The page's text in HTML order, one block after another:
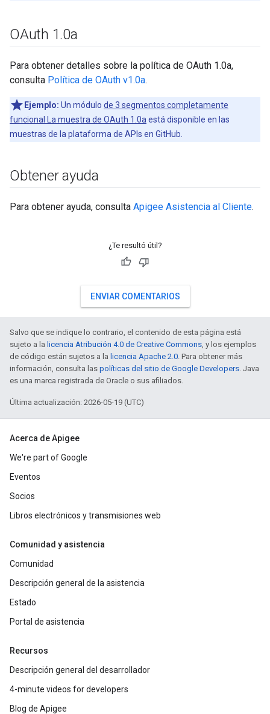
OAuth 1.0a
Para obtener detalles sobre la política de OAuth 1.0a,
consulta Política de OAuth v1.0a.
Ejemplo: Un módulo de 3 segmentos completamente
funcional La muestra de OAuth 1.0a está disponible en las
muestras de la plataforma de APIs en GitHub.
Obtener ayuda
Para obtener ayuda, consulta Apigee Asistencia al Cliente.
¿Te resultó útil?
ENVIAR COMENTARIOS
Salvo que se indique lo contrario, el contenido de esta página está
sujeto a la licencia Atribución 4.0 de Creative Commons , y los ejemplos
de código están sujetos a la licencia Apache 2.0 . Para obtener más
información, consulta las políticas del sitio de Google Developers . Java
es una marca registrada de Oracle o sus afiliados.
Última actualización: 2026-05-19 (UTC)
Acerca de Apigee
We're part of Google
Eventos
Socios
Libros electrónicos y transmisiones web
Comunidad y asistencia
Comunidad
Descripción general de la asistencia
Estado
Portal de asistencia
Recursos
Descripción general del desarrollador
4-minute videos for developers
Blog de Apigee